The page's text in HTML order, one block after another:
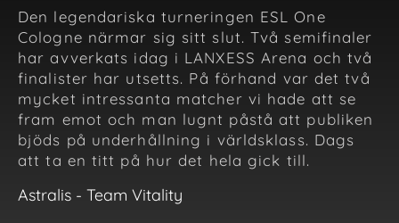
Den legendariska turneringen ESL One
Cologne närmar sig sitt slut. Två semifinaler
har avverkats idag i LANXESS Arena och två
finalister har utsetts. På förhand var det två
mycket intressanta matcher vi hade att se
fram emot och man lugnt påstå att publiken
bjöds på underhållning i världsklass. Dags
att ta en titt på hur det hela gick till.
Astralis - Team Vitality